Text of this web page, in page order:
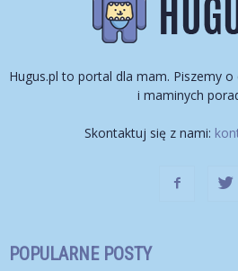
Hugus.pl to portal dla mam. Piszemy
i maminych
Skontaktuj się z nami:
POPULARNE POSTY